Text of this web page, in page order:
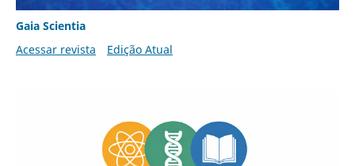
Gaia Scientia
Acessar revista
Edição Atual